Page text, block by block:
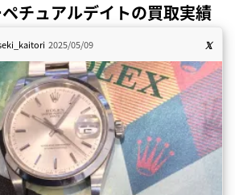
チュアルデイトの買取実績
2025/05/09